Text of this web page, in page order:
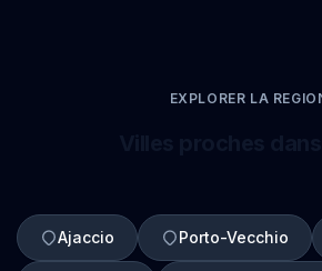
EXPLORER LA
Ajaccio Porto-Vecchio